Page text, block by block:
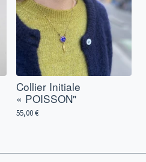
Collier Initiale
« POISSON"
55,00€